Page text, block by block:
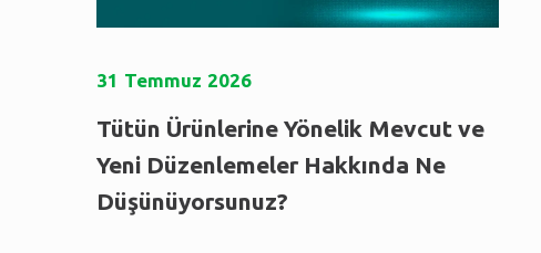
31 Temmuz 2026
Tütün Ürünlerine Yönelik Mevcut ve
Yeni Düzenlemeler Hakkında Ne
Düşünüyorsunuz?